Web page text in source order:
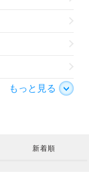
もっと見る
新着順